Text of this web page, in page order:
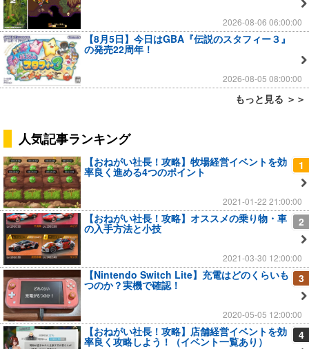
2026-08-06 06:00:00
【8月5日】今日はGBA『伝説のスタフィー３』
の発売22周年！
2026-08-05 08:00:00
もっと見る ＞＞
人気記事ランキング
1
【おねがい社長！攻略】牧場経営イベントを効
率良く進める4つのポイント
2021-01-22 21:00:00
2
【おねがい社長！攻略】オススメの乗り物・車
の入手方法と小技
2021-03-30 12:00:00
3
【Nintendo Switch Lite】充電はどのくらいも
つのか？実機で確認！
2020-05-05 12:00:00
4
【おねがい社長！攻略】店舗経営イベントを効
率良く攻略しよう！（イベント一覧あり）